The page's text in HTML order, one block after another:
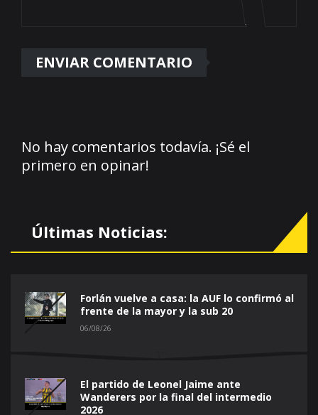
No hay comentarios todavía. ¡Sé el
primero en opinar!
Últimas Noticias:
Forlán vuelve a casa: la AUF lo confirmó al
frente de la mayor y la sub 20
06/08/26
El partido de Leonel Jaime ante
Wanderers por la final del intermedio
2026